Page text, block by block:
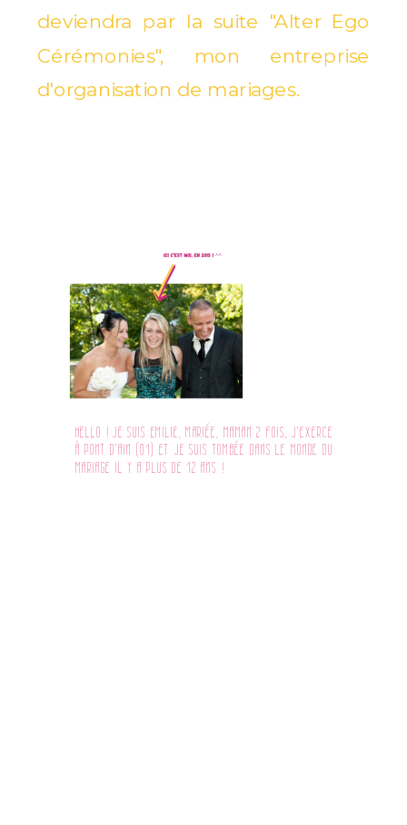
HELLO ! JE SUIS EMILIE, MARIÉE, MAMAN 2 FOIS, J'EXERCE
À PONT D'AIN (01) ET JE SUIS TOMBÉE DANS LE MONDE DU
MARIAGE IL Y A PLUS DE 12 ANS !
deviendra par la suite "Alter Ego
Cérémonies", mon entreprise
d'organisation de mariages.